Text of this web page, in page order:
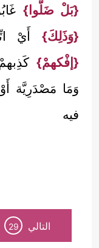
{بَلْ ضَلُّوا}
{وَذَلِكَ} أَيْ
{إفْكهمْ}
وَمَا مَصْدَرِيَّة
فيه
التالي 29